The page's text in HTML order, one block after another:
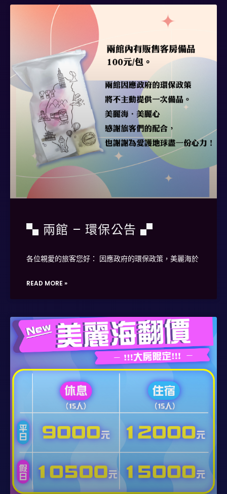
▚ 兩館 – 環保公告 ▞
各位親愛的旅客您好： 因應政府的環保政策，美麗海於
READ MORE »